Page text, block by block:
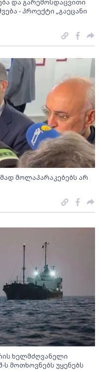
და გარემოსდაცვითი
- პროექტი „გაეცანი
მოლაპარაკებებს არ
ხელმძღვანელი
ს მოთხოვნებს უყენებს